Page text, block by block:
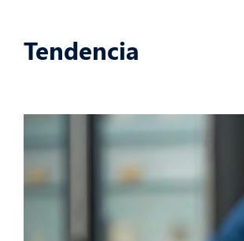
Tendencia